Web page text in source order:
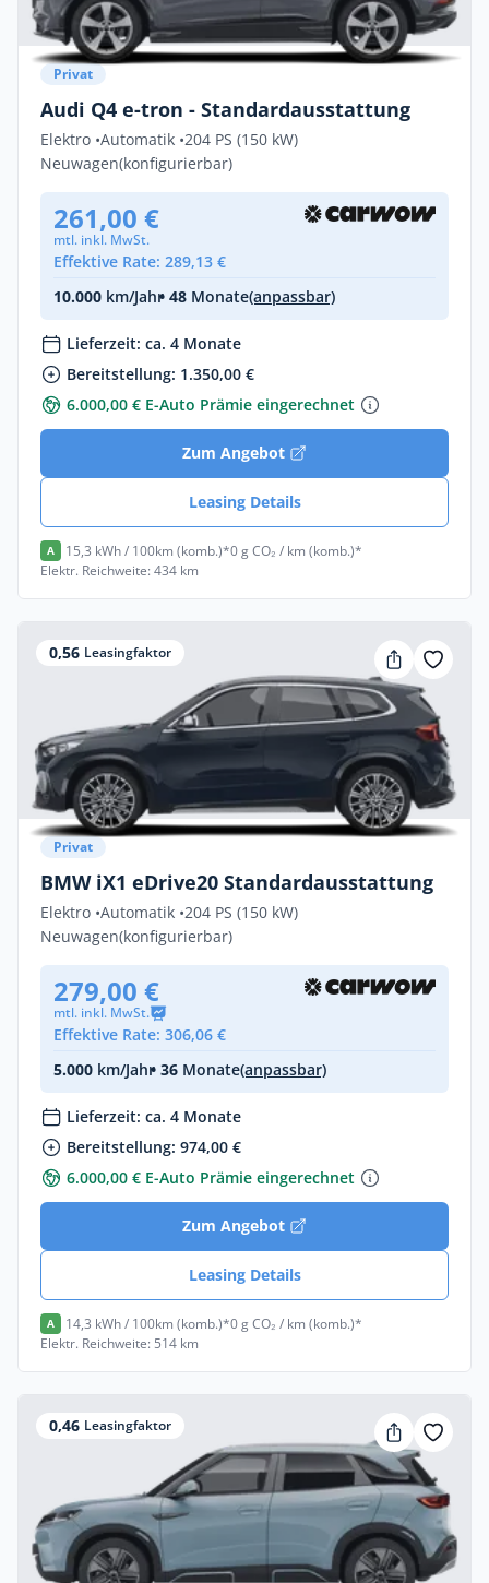
Privat
Audi Q4 e-tron - Standardausstattung
Elektro •Automatik •204 PS (150 kW)
Neuwagen(konfigurierbar)
261,00 €
mtl. inkl. MwSt.
Effektive Rate: 289,13 €
10.000 km/Jahr• 48 Monate(anpassbar)
Lieferzeit: ca. 4 Monate
Bereitstellung: 1.350,00 €
6.000,00 € E-Auto Prämie eingerechnet
Zum Angebot
Leasing Details
A 15,3 kWh / 100km (komb.)*0 g CO₂ / km (komb.)*
Elektr. Reichweite: 434 km
0,56 Leasingfaktor
Privat
BMW iX1 eDrive20 Standardausstattung
Elektro •Automatik •204 PS (150 kW)
Neuwagen(konfigurierbar)
279,00 €
mtl. inkl. MwSt.
Effektive Rate: 306,06 €
5.000 km/Jahr• 36 Monate(anpassbar)
Lieferzeit: ca. 4 Monate
Bereitstellung: 974,00 €
6.000,00 € E-Auto Prämie eingerechnet
Zum Angebot
Leasing Details
A 14,3 kWh / 100km (komb.)*0 g CO₂ / km (komb.)*
Elektr. Reichweite: 514 km
0,46 Leasingfaktor